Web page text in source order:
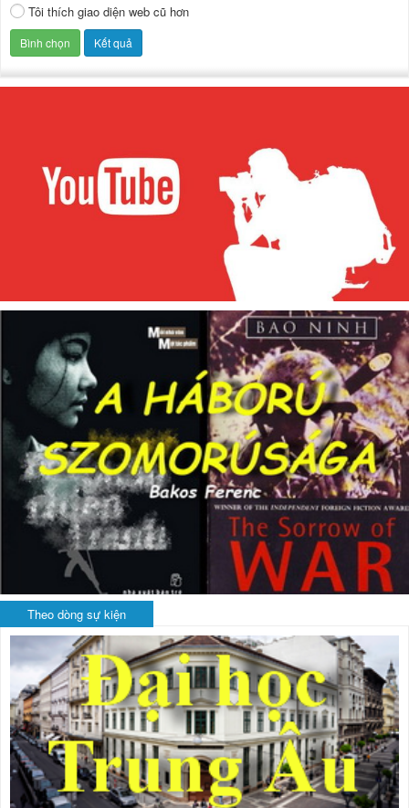
Tôi thích giao diện web cũ hơn
Theo dòng sự kiện